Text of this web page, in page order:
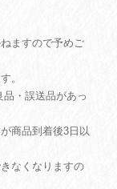
ますので予めご
。
・誤送品があっ
商品到着後3日以
なくなりますの